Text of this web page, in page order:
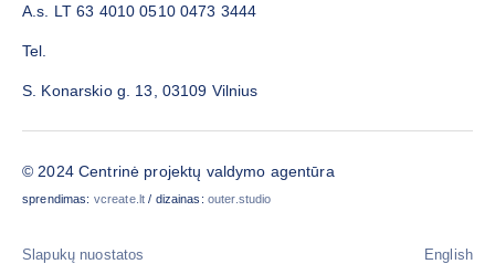
A.s. LT 63 4010 0510 0473 3444
Tel.
S. Konarskio g. 13, 03109 Vilnius
© 2024 Centrinė projektų valdymo agentūra
sprendimas: vcreate.lt / dizainas: outer.studio
Slapukų nuostatos English